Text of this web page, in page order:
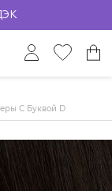
С Буквой D